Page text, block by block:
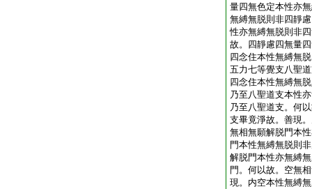
量四無色定本性亦
無縛無脱則非四靜
性亦無縛無脱則非
故。四靜慮四無量
四念住本性無縛無
五力七等覺支八聖
四念住本性無縛無
乃至八聖道支本性
乃至八聖道支。何
支畢竟淨故。善現
無相無願解脱門本
門本性無縛無脱則
解脱門本性亦無縛
門。何以故。空無
現。内空本性無縛